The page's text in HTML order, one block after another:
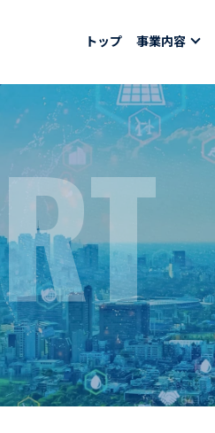
トップ 事業内容
コラム
シーポリシー
わせ
る質問